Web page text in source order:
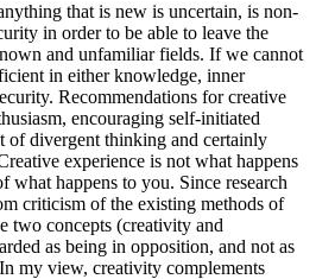
that is new is uncertain, is non-
in order to be able to leave the
and unfamiliar fields. If we cannot
in either knowledge, inner
Recommendations for creative
encouraging self-initiated
of divergent thinking and certainly
experience is not what happens
what happens to you. Since research
criticism of the existing methods of
two concepts (creativity and
as being in opposition, and not as
my view, creativity complements